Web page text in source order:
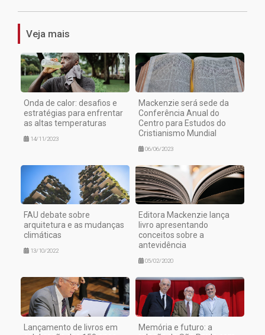
Veja mais
Onda de calor: desafios e
estratégias para enfrentar
as altas temperaturas
14/11/2023
Mackenzie será sede da
Conferência Anual do
Centro para Estudos do
Cristianismo Mundial
06/06/2023
FAU debate sobre
arquitetura e as mudanças
climáticas
13/10/2022
Editora Mackenzie lança
livro apresentando
conceitos sobre a
antevidência
05/02/2020
Lançamento de livros em
Memória e futuro: a